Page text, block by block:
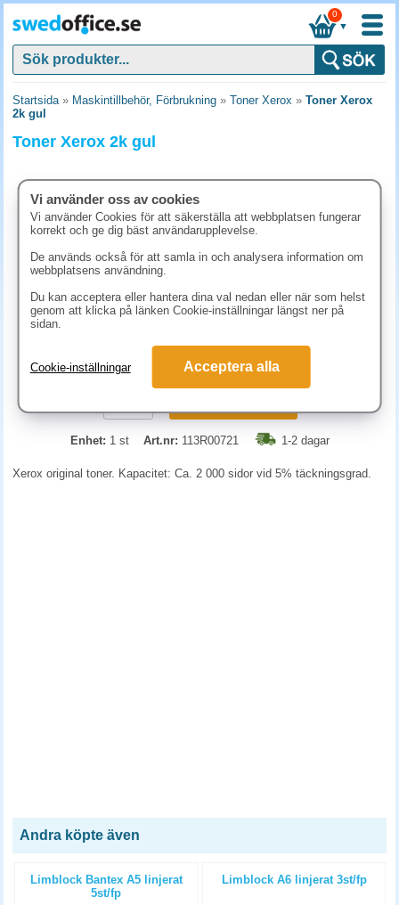
▼
0
Startsida» Maskintillbehör, Förbrukning » Toner Xerox » Toner Xerox
2k gul
Toner Xerox 2k gul
2395 kr (inkl. moms)
Enhet: 1 st Art.nr: 113R00721 1-2 dagar
Xerox original toner. Kapacitet: Ca. 2 000 sidor vid 5% täckningsgrad.
Andra köpte även
Limblock Bantex A5 linjerat
5st/fp
Limblock A6 linjerat 3st/fp
Vi använder oss av cookies
Vi använder Cookies för att säkerställa att webbplatsen fungerar
korrekt och ge dig bäst användarupplevelse.
De används också för att samla in och analysera information om
webbplatsens användning.
Du kan acceptera eller hantera dina val nedan eller när som helst
genom att klicka på länken Cookie-inställningar längst ner på
sidan.
Cookie-inställningar Acceptera alla